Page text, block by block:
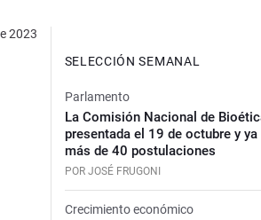
2023
SELECCIÓN SEMANAL
Parlamento
La Comisión Nacional de
presentada el 19 de octubre y
más de 40 postulaciones
POR JOSÉ FRUGONI
Crecimiento económico